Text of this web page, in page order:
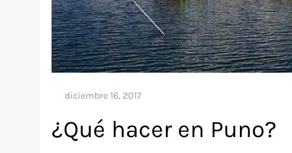
¿Qué hacer en Puno?